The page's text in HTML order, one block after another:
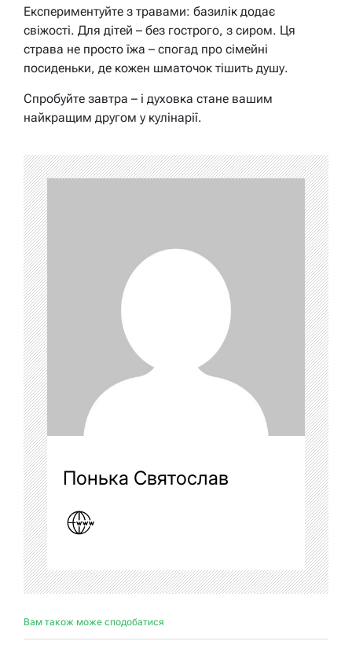
Експериментуйте з травами: базилік додає
свіжості. Для дітей – без гострого, з сиром. Ця
страва не просто їжа – спогад про сімейні
посиденьки, де кожен шматочок тішить душу.
Спробуйте завтра – і духовка стане вашим
найкращим другом у кулінарії.
Понька Святослав
Вам також може сподобатися